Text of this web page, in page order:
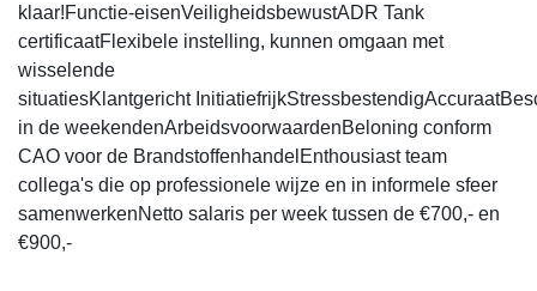
klaar!Functie-eisenVeiligheidsbewustADR Tank
certificaatFlexibele instelling, kunnen omgaan met
wisselende
situatiesKlantgericht
in de weekendenArbeidsvoorwaardenBeloning conform
CAO voor de BrandstoffenhandelEnthousiast team
collega's die op professionele wijze en in informele sfeer
samenwerkenNetto salaris per week tussen de €700,- en
€900,-